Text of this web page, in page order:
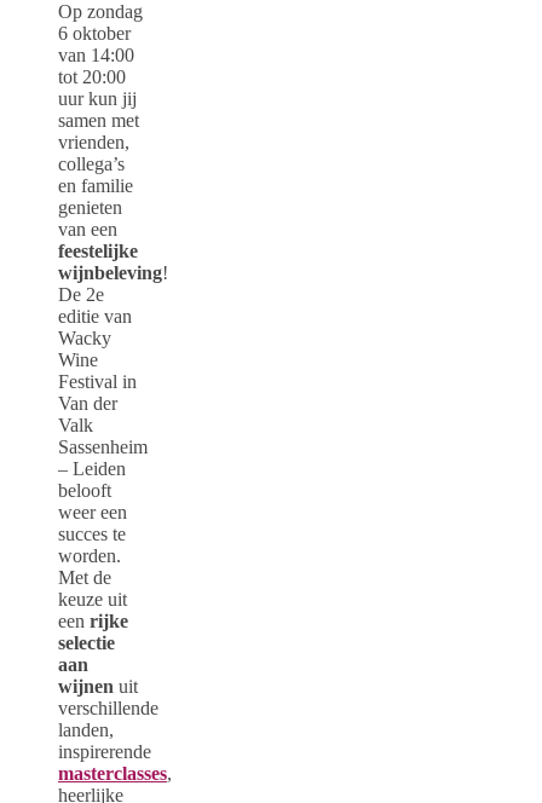
Op zondag
6 oktober
van 14:00
tot 20:00
uur kun jij
samen met
vrienden,
collega’s
en familie
genieten
van een
feestelijke
wijnbeleving!
De 2e
editie van
Wacky
Wine
Festival in
Van der
Valk
Sassenheim
– Leiden
belooft
weer een
succes te
worden.
Met de
keuze uit
een rijke
selectie
aan
wijnen uit
verschillende
landen,
inspirerende
masterclasses,
heerlijke